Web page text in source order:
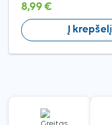
8,99 €
Į krepšelį